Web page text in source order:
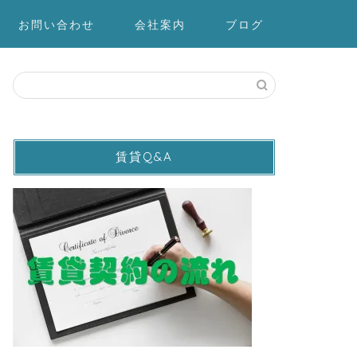
お問い合わせ 会社案内 ブログ
賃貸Q&A